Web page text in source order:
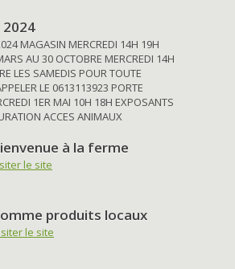
MAGASIN MERCREDI 14H 19H
AU 30 OCTOBRE MERCREDI 14H
LES SAMEDIS POUR TOUTE
LE 0613113923 PORTE
1ER MAI 10H 18H EXPOSANTS
ACCES ANIMAUX
à la ferme
le site
produits locaux
le site